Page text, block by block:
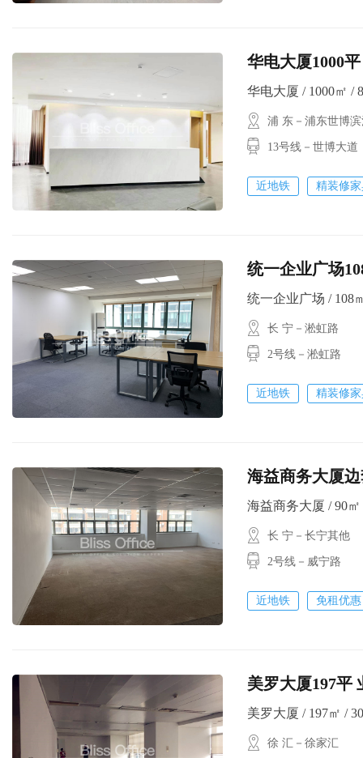
华电大厦1000平
华电大厦 / 1000㎡ /
浦 东－浦东世博
13号线－世博大道
近地铁 精装修
统一企业广场108
统一企业广场 / 108
长 宁－淞虹路
2号线－淞虹路
近地铁 精装修
海益商务大厦边
海益商务大厦 / 90㎡
长 宁－长宁其他
2号线－威宁路
近地铁 免租优惠
美罗大厦197平
美罗大厦 / 197㎡ /
徐 汇－徐家汇